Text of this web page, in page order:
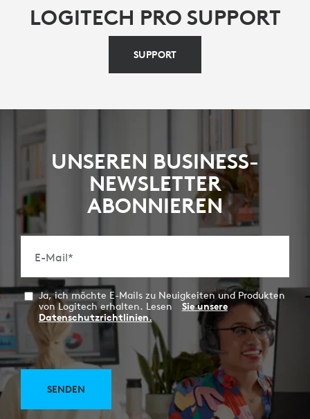
LOGITECH PRO SUPPORT
SUPPORT
UNSEREN BUSINESS-
NEWSLETTER
ABONNIEREN
E-Mail*
Ja, ich möchte E-Mails zu Neuigkeiten und Produkten
von Logitech erhalten. Lesen
Sie unsere
Datenschutzrichtlinien.
SENDEN